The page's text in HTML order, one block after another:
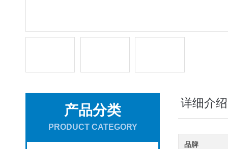
产品分类
PRODUCT CATEGORY
详细介绍
品牌